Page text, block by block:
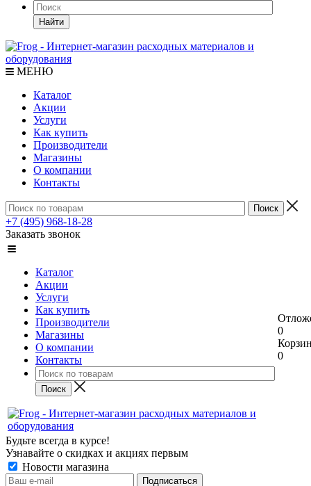
Найти
МЕНЮ
Каталог
Акции
Услуги
Как купить
Производители
Магазины
О компании
Контакты
+7 (495) 968-18-28
Заказать звонок
Каталог
Акции
Услуги
Как купить
Производители
Магазины
О компании
Контакты
0
0
Будьте всегда в курсе!
Узнавайте о скидках и акциях первым
Новости магазина